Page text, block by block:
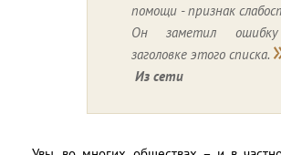
помощи - признак
Он заметил
заголовке этого списка.
Из сети